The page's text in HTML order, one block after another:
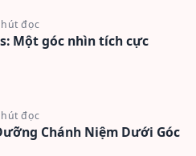
đọc
Một góc nhìn tích cực
đọc
Chánh Niệm Dưới Góc